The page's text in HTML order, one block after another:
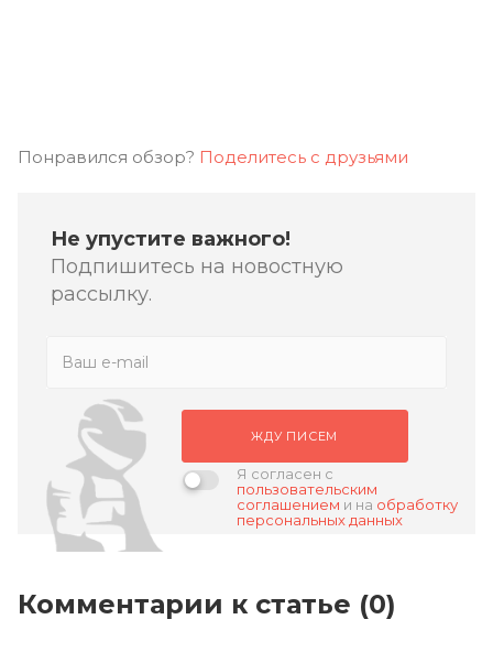
Понравился обзор? Поделитесь с друзьями
Не упустите важного!
Подпишитесь на новостную
рассылку.
ЖДУ ПИСЕМ
Я согласен с
пользовательским
соглашением и на обработку
персональных данных
Комментарии к статье (0)